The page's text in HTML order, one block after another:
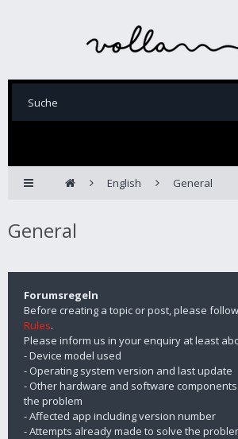
English General
General
Forumsregeln
Before creating a topic or post, please
Rules.
Please inform us in your enquiry at least
- Device model used
- Operating system version and last update
- Other hardware and software
the problem
- Affected app including version number
- Attempts already made to solve the